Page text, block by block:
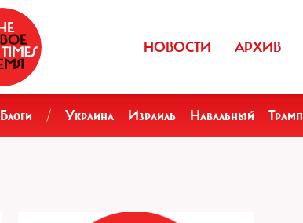
НОВОСТИ АРХИВ
Блоги / Украина Израиль Навальный Трамп